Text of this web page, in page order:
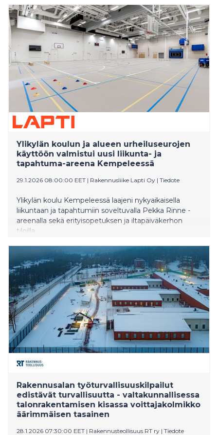
Ylikylän koulun ja alueen urheiluseurojen
käyttöön valmistui uusi liikunta- ja
tapahtuma-areena Kempeleessä
29.1.2026 08:00:00 EET | Rakennusliike Lapti Oy | Tiedote
Ylikylän koulu Kempeleessä laajeni nykyaikaisella
liikuntaan ja tapahtumiin soveltuvalla Pekka Rinne -
areenalla sekä erityisopetuksen ja iltapäiväkerhon
tiloilla.
Rakennusalan työturvallisuuskilpailut
edistävät turvallisuutta - valtakunnallisessa
talonrakentamisen kisassa voittajakolmikko
äärimmäisen tasainen
28.1.2026 07:30:00 EET | Rakennusteollisuus RT ry | Tiedote